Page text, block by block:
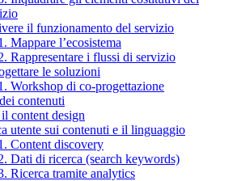
il funzionamento del servizio
Mappare l’ecosistema
Rappresentare i flussi di servizio
le soluzioni
Workshop di co-progettazione
contenuti
content design
utente sui contenuti e il linguaggio
Content discovery
Dati di ricerca (search keywords)
Ricerca tramite analytics